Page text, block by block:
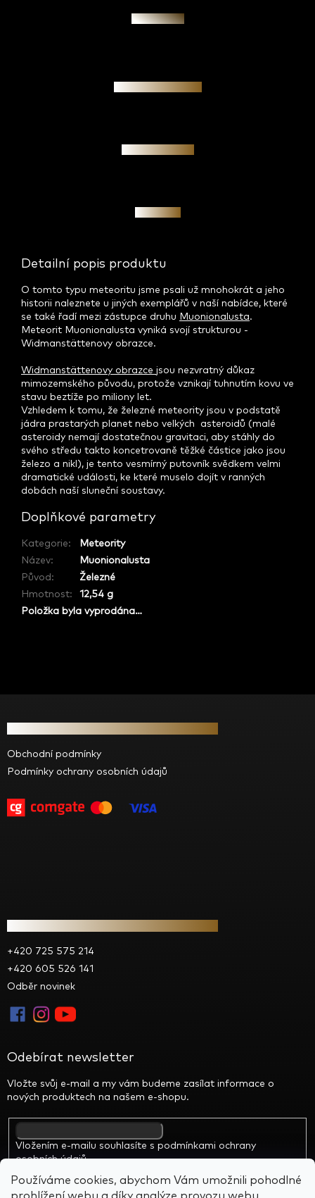
Používáme cookies, abychom Vám umožnili pohodlné
Zeptat se
Detailní popis produktu
O tomto typu meteoritu jsme psali už mnohokrát a jeho
historii naleznete u jiných exemplářů v naší nabídce, které
se také řadí mezi zástupce druhu Muonionalusta.
Meteorit Muonionalusta vyniká svojí strukturou -
Widmanstättenovy obrazce.
Widmanstättenovy obrazce jsou nezvratný důkaz
mimozemského původu, protože vznikají tuhnutím kovu ve
stavu beztíže po miliony let.
Vzhledem k tomu, že železné meteority jsou v podstatě
jádra prastarých planet nebo velkých asteroidů (malé
asteroidy nemají dostatečnou gravitaci, aby stáhly do
svého středu takto koncetrovaně těžké částice jako jsou
železo a nikl), je tento vesmírný putovník svědkem velmi
dramatické události, ke které muselo dojít v ranných
dobách naší sluneční soustavy.
Doplňkové parametry
Kategorie:
Meteority
Název:
Muonionalusta
Původ :
Železné
Hmotnost:
12,54 g
Položka byla vyprodána…
p
Obchodní podmínky
Podmínky ochrany osobních údajů
+420 725 575 214
+420 605 526 141
Odběr novinek
Odebírat newsletter
Vložte svůj e-mail a my vám budeme zasílat informace o
nových produktech na našem e-shopu.
Vložením e-mailu souhlasíte s podmínkami ochrany
osobních údajů